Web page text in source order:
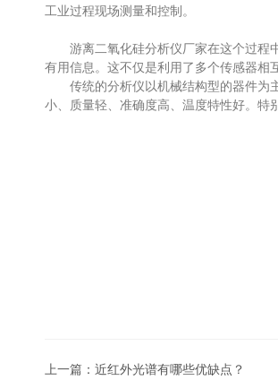
工业过程现场测量和控制。
游离二氧化硅分析仪厂家在这个过程中
有用信息。这不仅是利用了多个传感器相
传统的分析仪以机械结构型的器件为主
小、质量轻、准确度高、温度特性好。特
上一篇： 近红外光谱有哪些优缺点？